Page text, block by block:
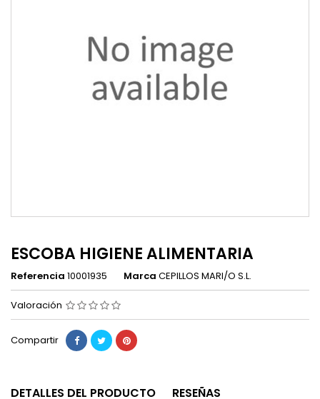
ESCOBA HIGIENE ALIMENTARIA
Referencia 10001935 Marca CEPILLOS MARI/O S.L.
Valoración
Compartir
DETALLES DEL PRODUCTO RESEÑAS